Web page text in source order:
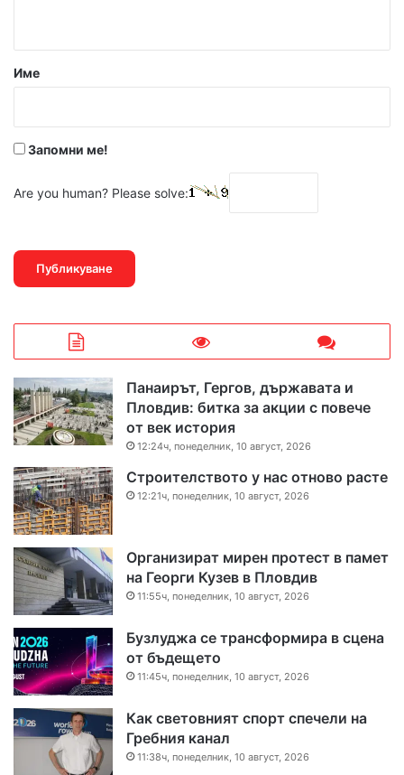
р
Име
Запомни ме!
Are you human? Please solve:
Панаирът, Гергов, държавата и
Пловдив: битка за акции с повече
от век история
12:24ч, понеделник, 10 август, 2026
Строителството у нас отново расте
12:21ч, понеделник, 10 август, 2026
Организират мирен протест в памет
на Георги Кузев в Пловдив
11:55ч, понеделник, 10 август, 2026
Бузлуджа се трансформира в сцена
от бъдещето
11:45ч, понеделник, 10 август, 2026
Как световният спорт спечели на
Гребния канал
11:38ч, понеделник, 10 август, 2026